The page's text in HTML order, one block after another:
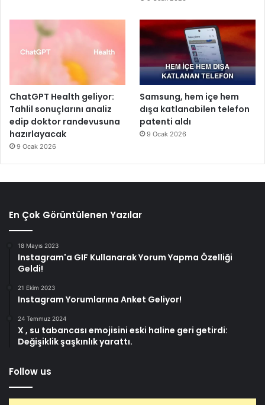
ChatGPT Health geliyor:
Tahlil sonuçlarını analiz
edip doktor randevusuna
hazırlayacak
9 Ocak 2026
Samsung, hem içe hem
dışa katlanabilen telefon
patenti aldı
9 Ocak 2026
En Çok Görüntülenen Yazılar
18 Mayıs 2023
Instagram'a GIF Kullanarak Yorum Yapma Özelliği
Geldi!
21 Ekim 2023
Instagram Yorumlarına Anket Geliyor!
24 Temmuz 2024
X , su tabancası emojisini eski haline geri getirdi:
Değişiklik şaşkınlık yarattı.
Follow us